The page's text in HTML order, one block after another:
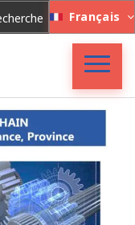
Français